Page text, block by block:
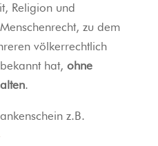
Religion und
zu dem
völkerrechtlich
hat, ohne
.
z.B.